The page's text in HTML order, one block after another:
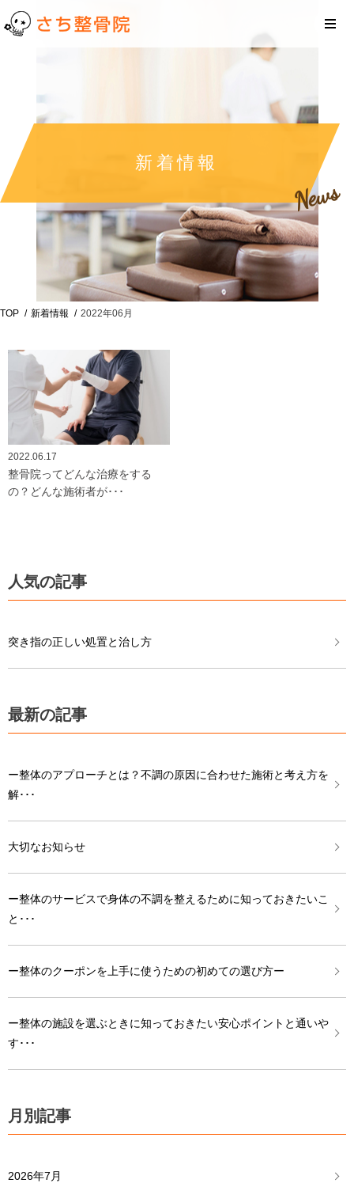
新着情報
News
TOP 新着情報 2022年06月
2022.06.17
整骨院ってどんな治療をする
の？どんな施術者が･･･
人気の記事
突き指の正しい処置と治し方
最新の記事
ー整体のアプローチとは？不調の原因に合わせた施術と考え方を
解･･･
大切なお知らせ
ー整体のサービスで身体の不調を整えるために知っておきたいこ
と･･･
ー整体のクーポンを上手に使うための初めての選び方ー
ー整体の施設を選ぶときに知っておきたい安心ポイントと通いや
す･･･
月別記事
2026年7月